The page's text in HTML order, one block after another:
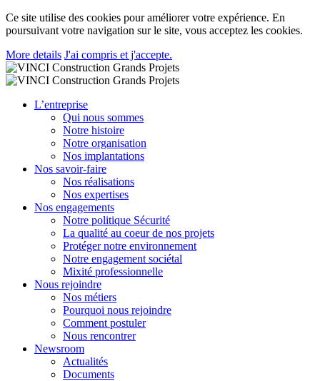
Ce site utilise des cookies pour améliorer votre expérience. En
poursuivant votre navigation sur le site, vous acceptez les cookies.
More details J'ai compris et j'accepte.
L’entreprise
Qui nous sommes
Notre histoire
Notre organisation
Nos implantations
Nos savoir-faire
Nos réalisations
Nos expertises
Nos engagements
Notre politique Sécurité
La qualité au coeur de nos projets
Protéger notre environnement
Notre engagement sociétal
Mixité professionnelle
Nous rejoindre
Nos métiers
Pourquoi nous rejoindre
Comment postuler
Nous rencontrer
Newsroom
Actualités
Documents